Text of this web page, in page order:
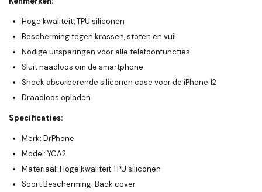
Hoge kwaliteit, TPU siliconen
Bescherming tegen krassen, stoten en vuil
Nodige uitsparingen voor alle telefoonfuncties
Sluit naadloos om de smartphone
Shock absorberende siliconen case voor de iPhone 12
Draadloos opladen
Specificaties:
Merk: DrPhone
Model: YCA2
Materiaal: Hoge kwaliteit TPU siliconen
Soort Bescherming: Back cover